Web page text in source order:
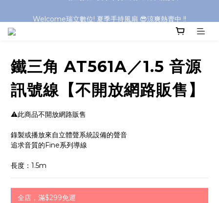
鐵三角 AT561A／1.5 音源
訊號線【不開放網路販售】
⚠️此商品不開放網路販售
錄製或播放來自立體聲系統設備的聲音
追求音質的Fine系列導線
長度：1.5m
全店，滿$299免運